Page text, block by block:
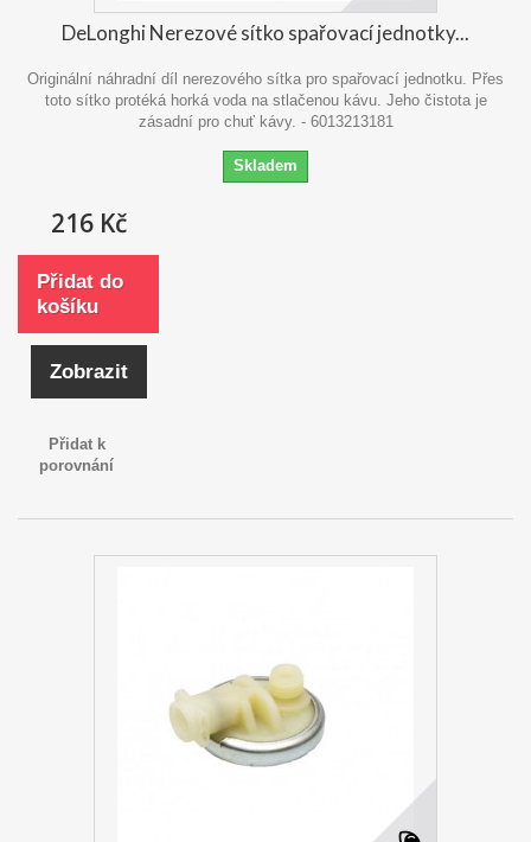
DeLonghi Nerezové sítko spařovací jednotky...
Originální náhradní díl nerezového sítka pro spařovací jednotku. Přes
toto sítko protéká horká voda na stlačenou kávu. Jeho čistota je
zásadní pro chuť kávy. - 6013213181
Skladem
216 Kč
Přidat do
košíku
Zobrazit
Přidat k
porovnání